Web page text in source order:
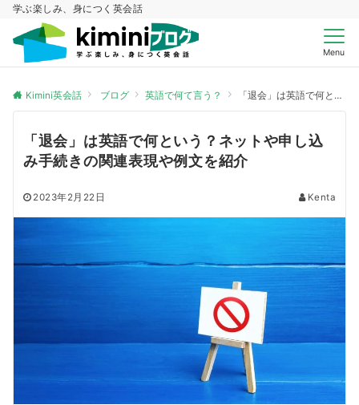
学ぶ楽しみ、身につく英会話
Menu
Kimini英会話 ブログ 英語で何て言う？ 「退会」は英語で何という？ネットや申し込み手続きの関連表現や例文を紹介
「退会」は英語で何という？ネットや申し込
み手続きの関連表現や例文を紹介
2023年2月22日 Kenta